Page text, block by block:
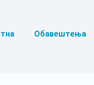
Обавештења